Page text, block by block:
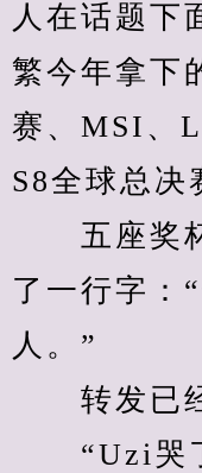
人在话题下
繁今年拿下
赛、MSI、
S8全球总决
五座奖杯
了一行字：
人。”
转发已经
“Uzi哭了